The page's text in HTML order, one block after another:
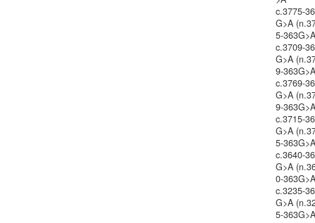
c.3775-
G>A
5-
c.3709-
G>A
9-
c.3769-
G>A
9-
c.3715-
G>A
5-
c.3640-
G>A
0-
c.3235-
G>A
5-